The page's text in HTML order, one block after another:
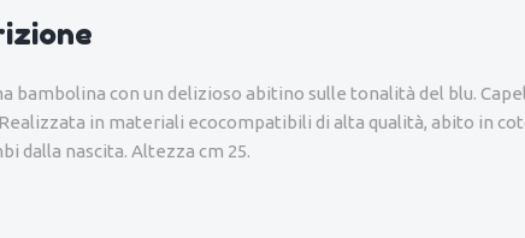
bambolina con un delizioso abitino sulle tonalità del blu.
in materiali ecocompatibili di alta qualità, abito in
dalla nascita. Altezza cm 25.